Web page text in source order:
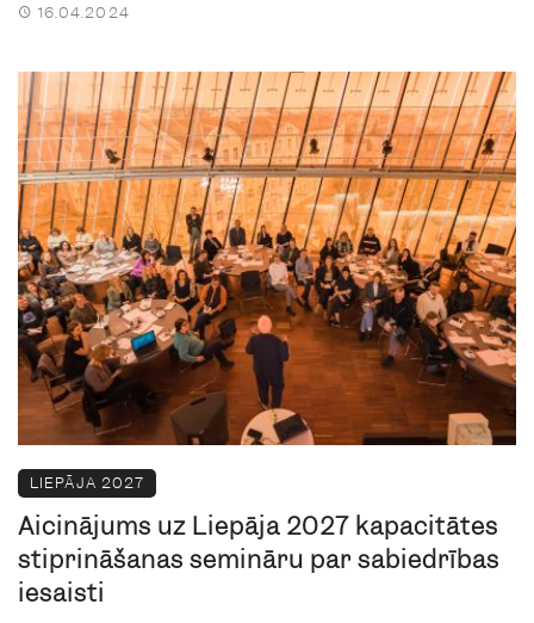
16.04.2024
LIEPĀJA 2027
Aicinājums uz Liepāja 2027 kapacitātes
stiprināšanas semināru par sabiedrības
iesaisti